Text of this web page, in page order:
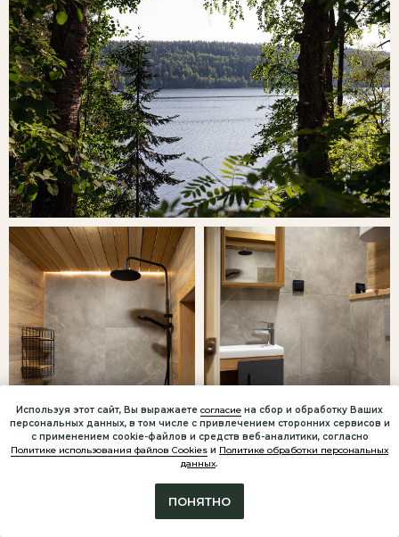
Используя этот сайт, Вы выражаете согласие на сбор и обработку Ваших
персональных данных, в том числе с привлечением сторонних сервисов и
с применением cookie-файлов и средств веб-аналитики, согласно
Политике использования файлов Cookies и Политике обработки персональных
данных.
ПОНЯТНО